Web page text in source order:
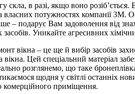
скла, в разі, якщо воно
потужностях компанії 3М.
– подарує Вам задоволення від
Уникайте агресивних
вікна – це ще й вибір засобів
Цей спеціальний матеріал
розглянемо, що таке
щодня у світлі останніх
комерційного приміщення.